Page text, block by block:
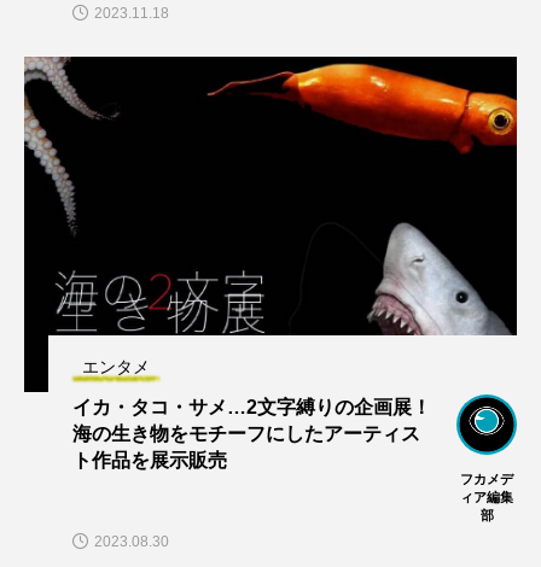
2023.11.18
エンタメ
イカ・タコ・サメ…2文字縛りの企画展！
海の生き物をモチーフにしたアーティス
ト作品を展示販売
フカメデ
ィア編集
部
2023.08.30